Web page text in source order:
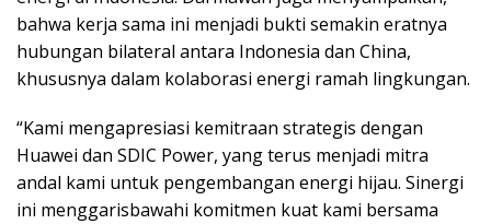
bahwa kerja sama ini menjadi bukti semakin eratnya
hubungan bilateral antara Indonesia dan China,
khususnya dalam kolaborasi energi ramah lingkungan.
“Kami mengapresiasi kemitraan strategis dengan
Huawei dan SDIC Power, yang terus menjadi mitra
andal kami untuk pengembangan energi hijau. Sinergi
ini menggarisbawahi komitmen kuat kami bersama